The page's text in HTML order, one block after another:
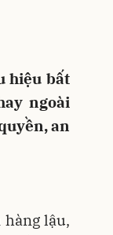
hiệu bất
ngoài
an
lậu,
Hủy